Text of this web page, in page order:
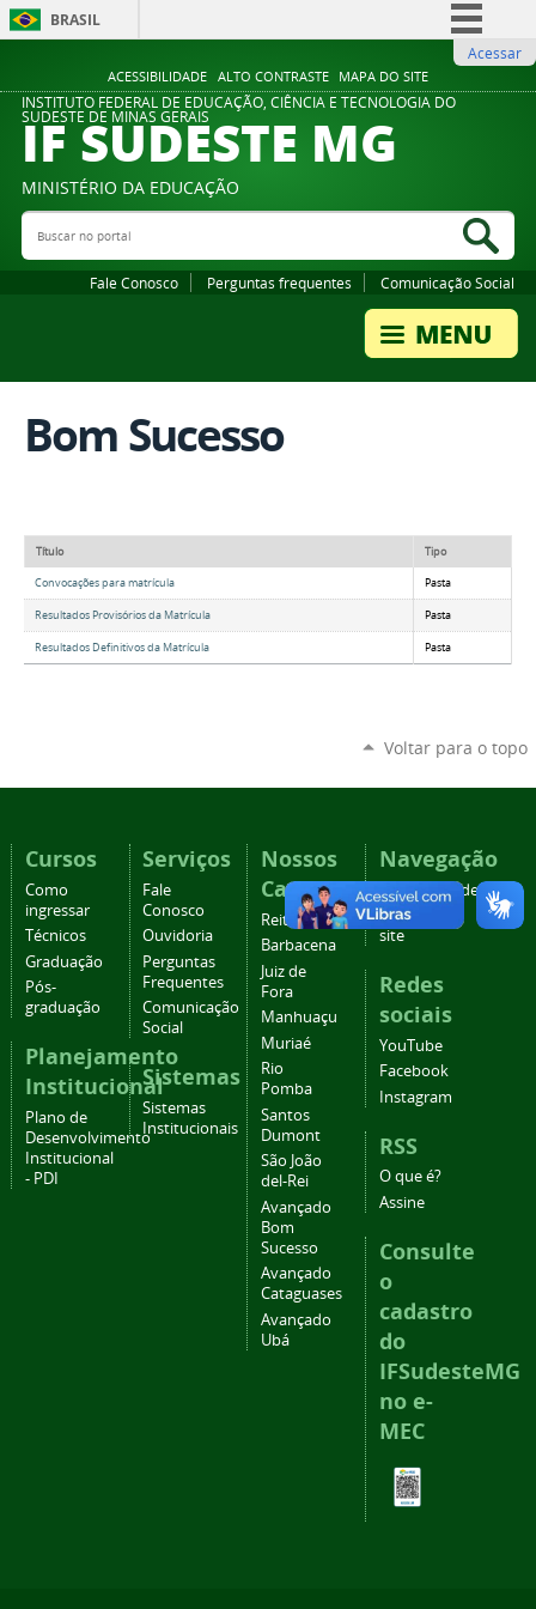
ACESSIBILIDADE ALTO CONTRASTE MAPA DO SITE
BRASIL
Comunica BR
Participe
Legislação
Acessar
INSTITUTO FEDERAL DE EDUCAÇÃO, CIÊNCIA E TECNOLOGIA DO
SUDESTE DE MINAS GERAIS
IF SUDESTE MG
MINISTÉRIO DA EDUCAÇÃO
Buscar no portal
Fale Conosco Perguntas frequentes Comunicação Social
Bom Sucesso
Título Tipo
Convocações para matrícula Pasta
Resultados Provisórios da Matrícula Pasta
Resultados Definitivos da Matrícula Pasta
Voltar para o topo
Cursos
Como
ingressar
Técnicos
Graduação
Pós-
graduação
Planejamento
Institucional
Plano de
Desenvolvimento
Institucional
- PDI
Serviços
Fale
Conosco
Ouvidoria
Perguntas
Frequentes
Comunicação
Social
Sistemas
Sistemas
Institucionais
Nossos
Campi
Reitoria
Barbacena
Juiz de
Fora
Manhuaçu
Muriaé
Rio
Pomba
Santos
Dumont
São João
del-Rei
Avançado
Bom
Sucesso
Avançado
Cataguases
Avançado
Ubá
Navegação
Acessibilidade
Mapa do
site
Redes
sociais
YouTube
Facebook
Instagram
RSS
O que é?
Assine
Consulte
o
cadastro
do
IFSudesteMG
no e-
MEC